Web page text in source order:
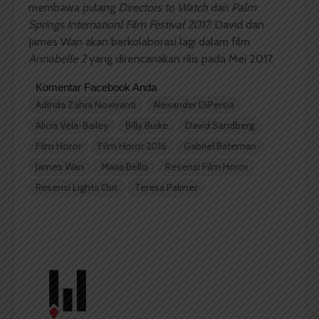
membawa pulang Directors to Watch dari Palm
Springs Internationl Film Festival 2017. David dan
James Wan akan berkolaborasi lagi dalam film
Annabelle 2yang direncanakan rilis pada Mei 2017.
Komentar Facebook Anda
Adinda Zahra Noviyanti
Alexander DiPersia
Alicia Vela-Bailey
Billy Burke
David Sandberg
Film Horor
Film Horor 2016
Gabriel Bateman
James Wan
Maria Bello
Resensi Film Horor
Resensi Lights Out
Teresa Palmer